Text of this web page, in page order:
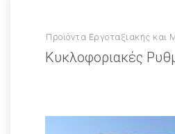
Κυκλοφοριακές
Προϊόντα Εργοταξιακής και